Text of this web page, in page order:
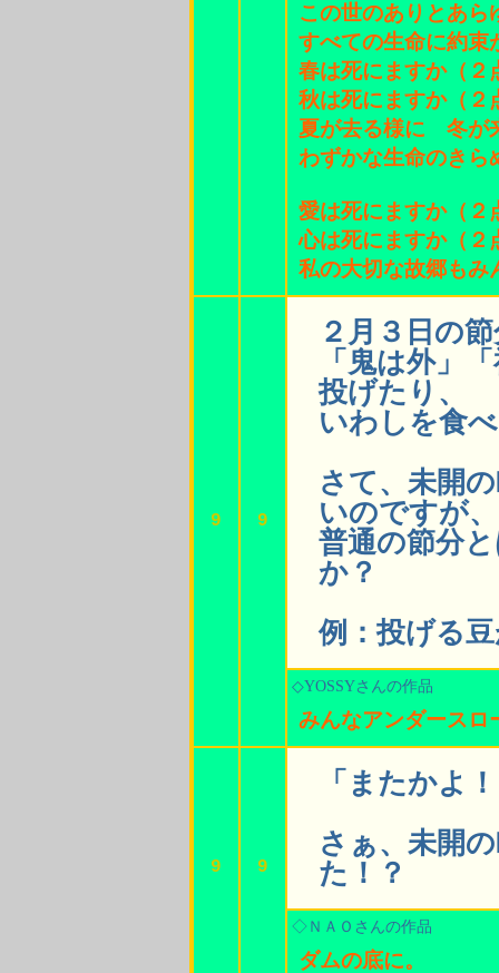
この世のありとあら
すべての生命に約束
春は死にますか（２
秋は死にますか（２
夏が去る様に 冬が
わずかな生命のき
愛は死にますか（２
心は死にますか（２
私の大切な故郷も
9 9
２月３日の
「鬼は外」
投げたり、
いわしを食
さて、未開
いのですが、
普通の節分
か？
例：投げる
◇YOSSYさんの作品
みんなアンダースロ
9 9
「またかよ
さぁ、未開
た！？
◇ＮＡＯさんの作品
ダムの底に。